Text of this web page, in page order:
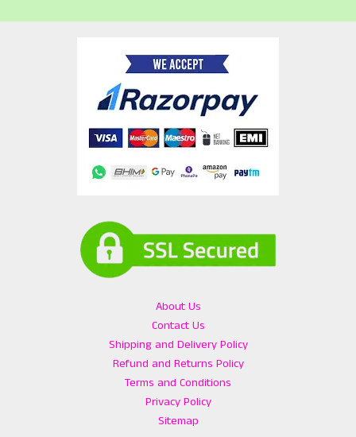
About Us
Contact Us
Shipping and Delivery Policy
Refund and Returns Policy
Terms and Conditions
Privacy Policy
Sitemap